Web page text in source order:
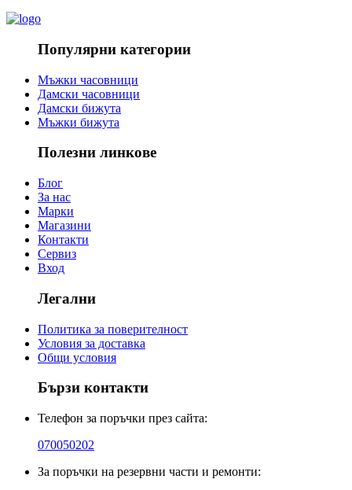
Популярни категории
Мъжки часовници
Дамски часовници
Дамски бижута
Мъжки бижута
Полезни линкове
Блог
За нас
Марки
Магазини
Контакти
Сервиз
Вход
Легални
Политика за поверителност
Условия за доставка
Общи условия
Бързи контакти
Телефон за поръчки през сайта:
070050202
За поръчки на резервни части и ремонти: